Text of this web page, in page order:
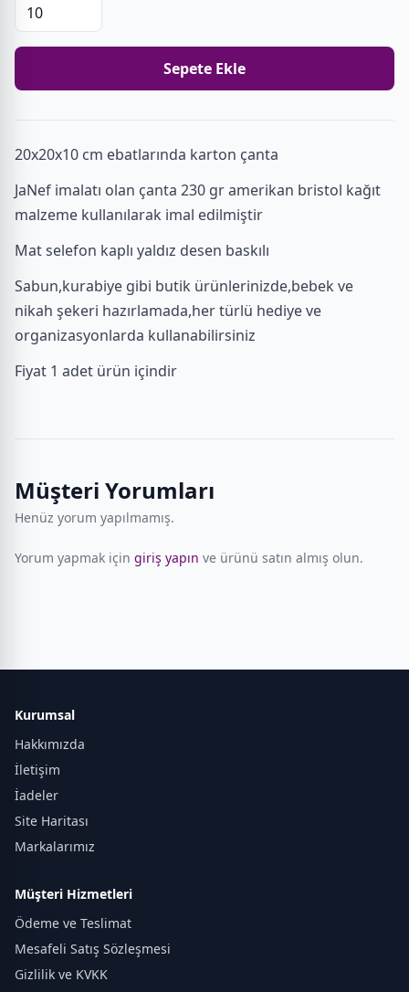
Sepete Ekle
20x20x10 cm ebatlarında karton çanta
JaNef imalatı olan çanta 230 gr amerikan bristol kağıt
malzeme kullanılarak imal edilmiştir
Mat selefon kaplı yaldız desen baskılı
Sabun,kurabiye gibi butik ürünlerinizde,bebek ve
nikah şekeri hazırlamada,her türlü hediye ve
organizasyonlarda kullanabilirsiniz
Fiyat 1 adet ürün içindir
Müşteri Yorumları
Henüz yorum yapılmamış.
Yorum yapmak için giriş yapın ve ürünü satın almış olun.
Kurumsal
Hakkımızda
İletişim
İadeler
Site Haritası
Markalarımız
Müşteri Hizmetleri
Ödeme ve Teslimat
Mesafeli Satış Sözleşmesi
Gizlilik ve KVKK